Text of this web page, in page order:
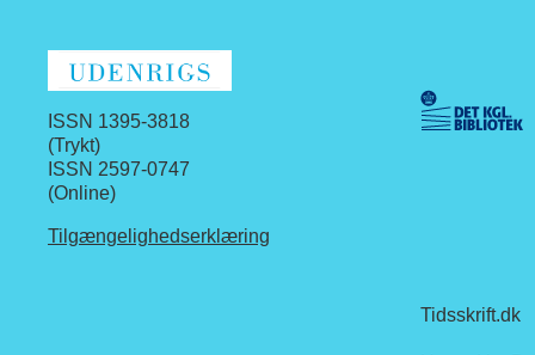
ISSN 1395-3818
(Trykt)
ISSN 2597-0747
(Online)
Tilgængelighedserklæring